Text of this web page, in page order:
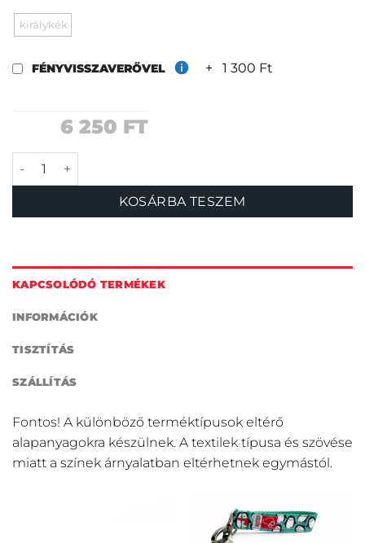
királykék
FÉNYVISSZAVERŐVEL + 1 300 Ft
6 250 FT
Galaxis póráz mennyiség
KOSÁRBA TESZEM
KAPCSOLÓDÓ TERMÉKEK
INFORMÁCIÓK
TISZTÍTÁS
SZÁLLÍTÁS
Fontos! A különböző terméktípusok eltérő
alapanyagokra készülnek. A textilek típusa és szövése
miatt a színek árnyalatban eltérhetnek egymástól.